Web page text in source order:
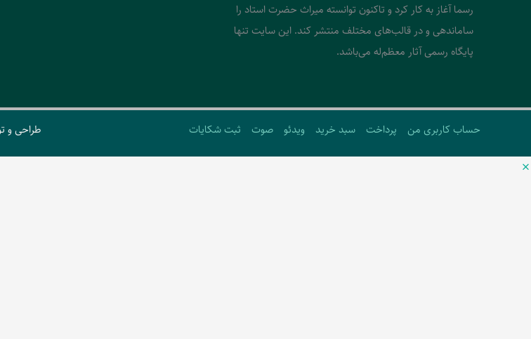
رسما آغاز به کار کرد و تاکنون توانسته میراث حضرت استاد را
ساماندهی و در قالب‌های مختلف منتشر کند. این سایت تنها
پایگاه رسمی آثار معظم‌له می‌باشد.
حساب کاربری من پرداخت سبد خرید ویدئو صوت ثبت شکایات طراحی و